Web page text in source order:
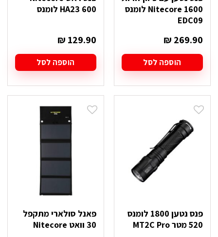
Nitecore 1600 לומנס
EDC09
₪ 269.90
הוספה לסל
HA23 600 לומנס
₪ 129.90
הוספה לסל
פנס נטען 1800 לומנס
520 מטר MT2C Pro
פאנל סולארי מתקפל
30 וואט Nitecore